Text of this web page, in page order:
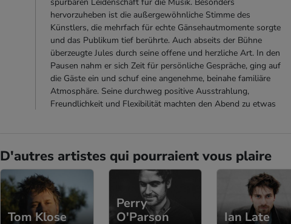
spürbaren Leidenschaft für die Musik. Besonders
hervorzuheben ist die außergewöhnliche Stimme des
Künstlers, die mehrfach für echte Gänsehautmomente sorgte
und das Publikum tief berührte. Auch abseits der Bühne
überzeugte Jules durch seine offene und herzliche Art. In den
Pausen nahm er sich Zeit für persönliche Gespräche, ging auf
die Gäste ein und schuf eine angenehme, beinahe familiäre
Atmosphäre. Seine durchweg positive Ausstrahlung,
Freundlichkeit und Flexibilität machten den Abend zu etwas
Beate - SofaConcert
27.10.2025
Es war mir eine große Freude Jules in meinem Wohnzimmer
D'autres artistes qui pourraient vous plaire
Tom Klose
Perry
O'Parson
Ian Late